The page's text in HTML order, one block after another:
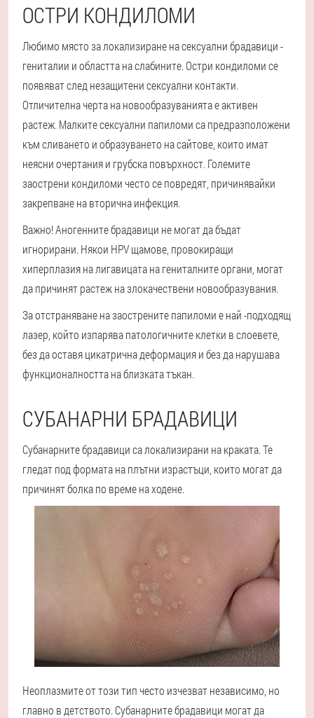
ОСТРИ КОНДИЛОМИ
Любимо място за локализиране на сексуални брадавици -
гениталии и областта на слабините. Остри кондиломи се
появяват след незащитени сексуални контакти.
Отличителна черта на новообразуванията е активен
растеж. Малките сексуални папиломи са предразположени
към сливането и образуването на сайтове, които имат
неясни очертания и грубска повърхност. Големите
заострени кондиломи често се повредят, причинявайки
закрепване на вторична инфекция.
Важно! Аногенните брадавици не могат да бъдат
игнорирани. Някои HPV щамове, провокиращи
хиперплазия на лигавицата на гениталните органи, могат
да причинят растеж на злокачествени новообразувания.
За отстраняване на заострените папиломи е най -подходящ
лазер, който изпарява патологичните клетки в слоевете,
без да оставя цикатрична деформация и без да нарушава
функционалността на близката тъкан.
СУБАНАРНИ БРАДАВИЦИ
Субанарните брадавици са локализирани на краката. Те
гледат под формата на плътни израстъци, които могат да
причинят болка по време на ходене.
Неоплазмите от този тип често изчезват независимо, но
главно в детството. Субанарните брадавици могат да